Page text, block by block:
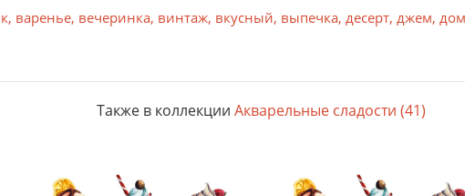
каркас. Объем подрамника придает изображению
, варенье, вечеринка, винтаж, вкусный, выпечка, десерт, джем,
Также в коллекции Акварельные сладости (41)